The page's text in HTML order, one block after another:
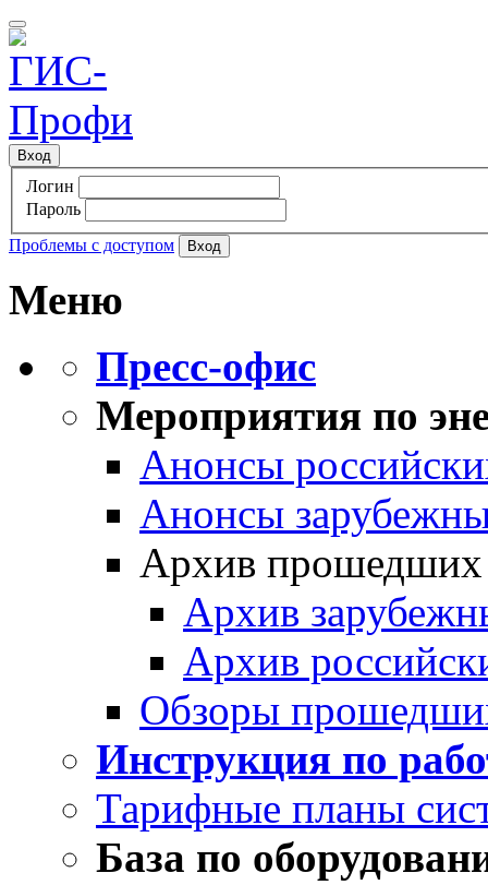
Вход
Логин
Пароль
Проблемы с доступом
Меню
Пресс-офис
Мероприятия по
Анонсы
Анонсы
Архив прошедших
Архив
Архив
Обзоры
Инструкция по
Тарифные планы
База по